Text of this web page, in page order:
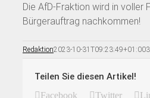
Die AfD-Fraktion wird in voller
Bürgerauftrag nachkommen!
Redaktion2023-10-31T09:23:49+01:00
Teilen Sie diesen Artikel!
Facebook Twitter